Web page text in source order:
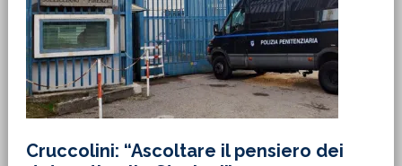
Cruccolini: “Ascoltare il pensiero dei